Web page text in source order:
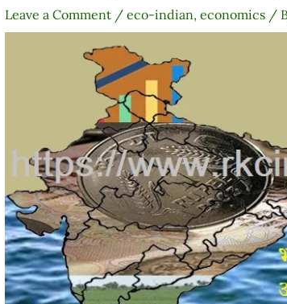
Leave a Comment / eco-indian, economics/